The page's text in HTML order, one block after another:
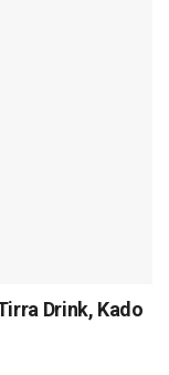
Drink, Kado